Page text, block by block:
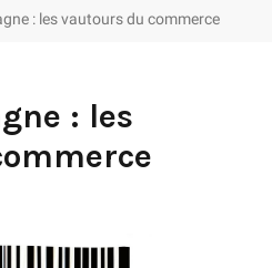
: les vautours du commerce
: les